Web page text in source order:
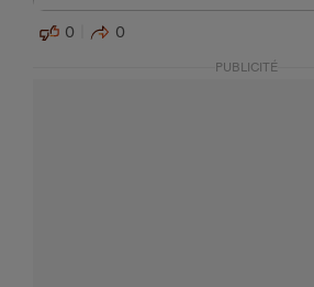
0 0
PUBLICITÉ